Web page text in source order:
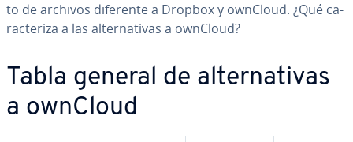
to de archivos diferente a Dropbox y ownCloud. ¿Qué ca­
ra­c­te­ri­za a las al­te­r­na­ti­vas a ownCloud?
Tabla general de al­te­r­na­ti­vas
a ownCloud